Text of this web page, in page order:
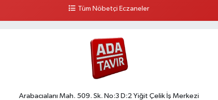
Tüm Nöbetçi Eczaneler
Arabacıalanı Mah. 509. Sk. No:3 D:2 Yiğit Çelik İş Merkezi